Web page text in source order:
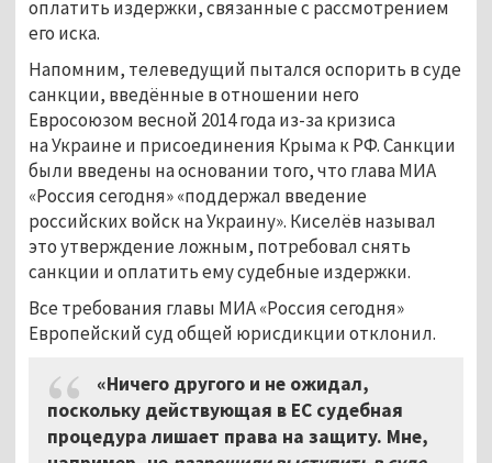
оплатить издержки, связанные с рассмотрением
его иска.
Напомним, телеведущий пытался оспорить в суде
санкции, введённые в отношении него
Евросоюзом весной 2014 года из-за кризиса
на Украине и присоединения Крыма к РФ. Санкции
были введены на основании того, что глава МИА
«Россия сегодня» «поддержал введение
российских войск на Украину». Киселёв называл
это утверждение ложным, потребовал снять
санкции и оплатить ему судебные издержки.
Все требования главы МИА «Россия сегодня»
Европейский суд общей юрисдикции отклонил.
«Ничего другого и не ожидал,
поскольку действующая в ЕС судебная
процедура лишает права на защиту. Мне,